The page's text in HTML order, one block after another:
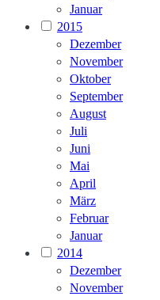
Januar
2015
Dezember
November
Oktober
September
August
Juli
Juni
Mai
April
März
Februar
Januar
2014
Dezember
November